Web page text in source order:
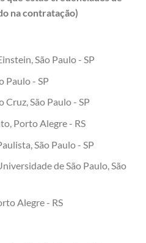
na contratação)
São Paulo - SP
Paulo - SP
São Paulo - SP
Porto Alegre - RS
São Paulo - SP
de São Paulo, São
Alegre - RS